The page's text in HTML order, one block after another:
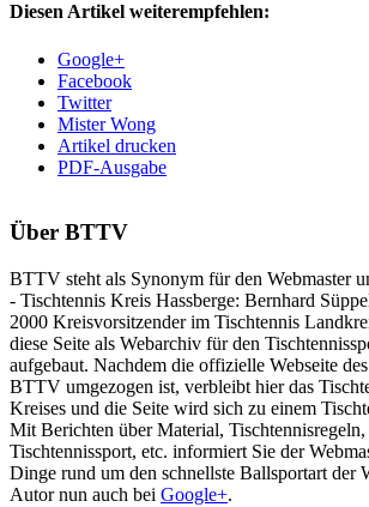
Diesen Artikel weiterempfehlen:
Google+
Facebook
Twitter
Mister Wong
Artikel drucken
PDF-Ausgabe
Über BTTV
BTTV steht als Synonym für den Webmaster
- Tischtennis Kreis Hassberge: Bernhard
2000 Kreisvorsitzender im Tischtennis
diese Seite als Webarchiv für den
aufgebaut. Nachdem die offizielle Webseite
BTTV umgezogen ist, verbleibt hier das
Kreises und die Seite wird sich zu einem
Mit Berichten über Material, Tischtennisregeln,
Tischtennissport, etc. informiert Sie der
Dinge rund um den schnellste Ballsportart der
Autor nun auch bei Google+.